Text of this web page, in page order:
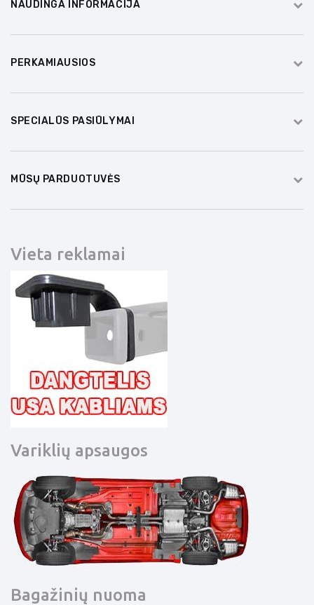
NAUDINGA INFORMACIJA
PERKAMIAUSIOS
SPECIALŪS PASIŪLYMAI
MŪSŲ PARDUOTUVĖS
Vieta reklamai
Variklių apsaugos
Bagažinių nuoma